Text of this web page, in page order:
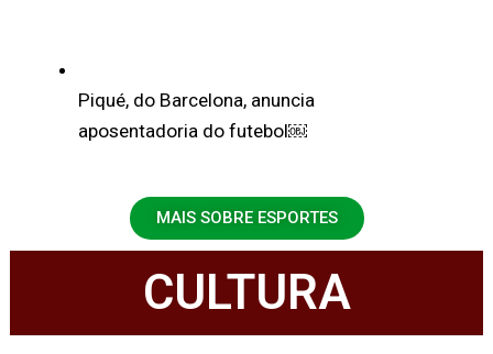
Piqué, do Barcelona, anuncia
aposentadoria do futebol￼
MAIS SOBRE ESPORTES
CULTURA